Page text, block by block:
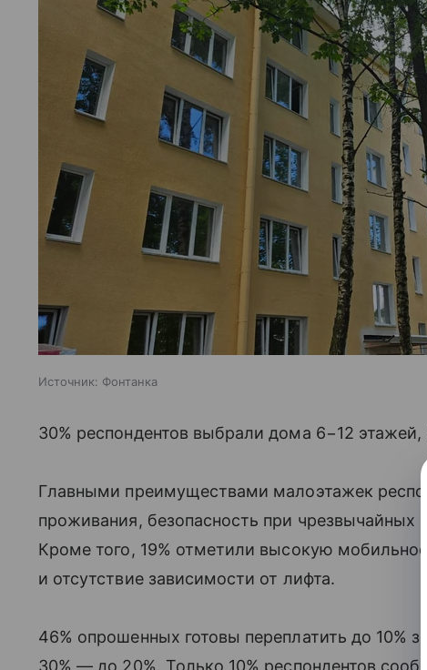
Источник: Фонтанка
30% респондентов выбрали дома 6−12
Главными преимуществами малоэтажек
проживания, безопасность при чрезвычайных
Кроме того, 19% отметили высокую
и отсутствие зависимости от лифта.
46% опрошенных готовы переплатить до 10%
30% — до 20%. Только 10% респондентов